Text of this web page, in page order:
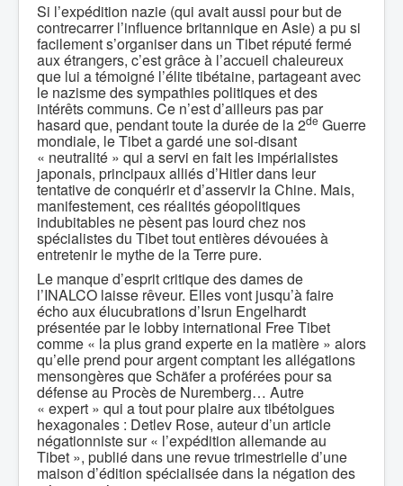
Si l’expédition nazie (qui avait aussi pour but de
contrecarrer l’influence britannique en Asie) a pu si
facilement s’organiser dans un Tibet réputé fermé
aux étrangers, c’est grâce à l’accueil chaleureux
que lui a témoigné l’élite tibétaine, partageant avec
le nazisme des sympathies politiques et des
intérêts communs. Ce n’est d’ailleurs pas par
hasard que, pendant toute la durée de la 2de Guerre
mondiale, le Tibet a gardé une soi-disant
« neutralité » qui a servi en fait les impérialistes
japonais, principaux alliés d’Hitler dans leur
tentative de conquérir et d’asservir la Chine. Mais,
manifestement, ces réalités géopolitiques
indubitables ne pèsent pas lourd chez nos
spécialistes du Tibet tout entières dévouées à
entretenir le mythe de la Terre pure.
Le manque d’esprit critique des dames de
l’INALCO laisse rêveur. Elles vont jusqu’à faire
écho aux élucubrations d’Isrun Engelhardt
présentée par le lobby international Free Tibet
comme « la plus grand experte en la matière » alors
qu’elle prend pour argent comptant les allégations
mensongères que Schäfer a proférées pour sa
défense au Procès de Nuremberg… Autre
« expert » qui a tout pour plaire aux tibétolgues
hexagonales : Detlev Rose, auteur d’un article
négationniste sur « l’expédition allemande au
Tibet », publié dans une revue trimestrielle d’une
maison d’édition spécialisée dans la négation des